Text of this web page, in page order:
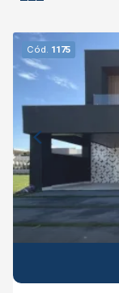
Cód. 1175